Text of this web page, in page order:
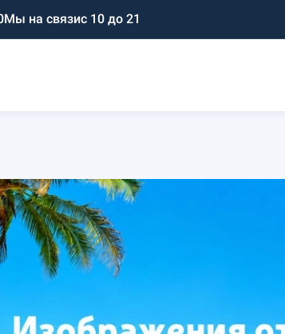
Мы на связис 10 до 21